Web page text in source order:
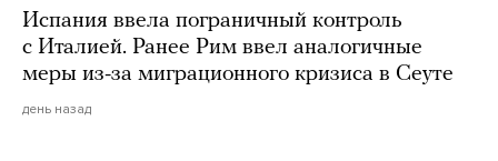
Испания ввела пограничный контроль
с Италией. Ранее Рим ввел аналогичные
меры из-за миграционного кризиса в Сеуте
день назад